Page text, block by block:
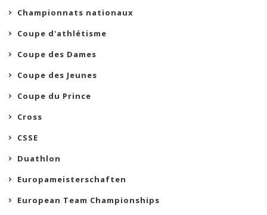
Championnats nationaux
Coupe d'athlétisme
Coupe des Dames
Coupe des Jeunes
Coupe du Prince
Cross
CSSE
Duathlon
Europameisterschaften
European Team Championships